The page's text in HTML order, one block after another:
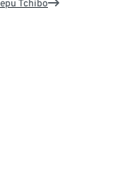
Tchibo